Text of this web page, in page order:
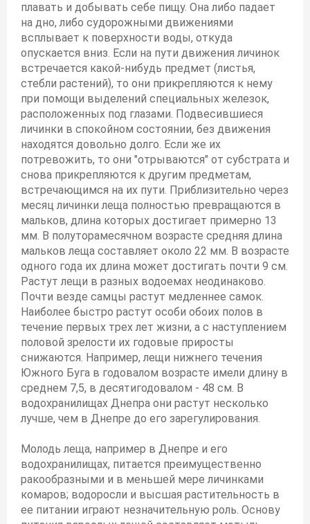
плавать и добывать себе пищу. Она либо падает
на дно, либо судорожными движениями
всплывает к поверхности воды, откуда
опускается вниз. Если на пути движения личинок
встречается какой-нибудь предмет (листья,
стебли растений), то они прикрепляются к нему
при помощи выделений специальных железок,
расположенных под глазами. Подвесившиеся
личинки в спокойном состоянии, без движения
находятся довольно долго. Если же их
потревожить, то они "отрываются" от субстрата и
снова прикрепляются к другим предметам,
встречающимся на их пути. Приблизительно через
месяц личинки леща полностью превращаются в
мальков, длина которых достигает примерно 13
мм. В полуторамесячном возрасте средняя длина
мальков леща составляет около 22 мм. В возрасте
одного года их длина может достигать почти 9 см.
Растут лещи в разных водоемах неодинаково.
Почти везде самцы растут медленнее самок.
Наиболее быстро растут особи обоих полов в
течение первых трех лет жизни, а с наступлением
половой зрелости их годовые приросты
снижаются. Например, лещи нижнего течения
Южного Буга в годовалом возрасте имели длину в
среднем 7,5, в десятигодовалом - 48 см. В
водохранилищах Днепра они растут несколько
лучше, чем в Днепре до его зарегулирования.
Молодь леща, например в Днепре и его
водохранилищах, питается преимущественно
ракообразными и в меньшей мере личинками
комаров; водоросли и высшая растительность в
ее питании играют незначительную роль. Основу